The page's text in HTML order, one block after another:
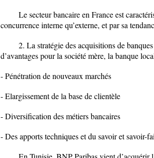
Le secteur bancaire en France est
concurrence interne qu’externe, et par sa
2. La stratégie des acquisitions de
d’avantages pour la société mère, la banque
- Pénétration de nouveaux marchés
- Elargissement de la base de clientèle
- Diversification des métiers bancaires
- Des apports techniques et du savoir et savoir-